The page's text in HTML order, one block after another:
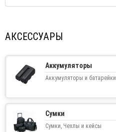
АКСЕССУАРЫ
Аккумуляторы
Аккумуляторы и батарейки
Сумки
Сумки, Чехлы и кейсы